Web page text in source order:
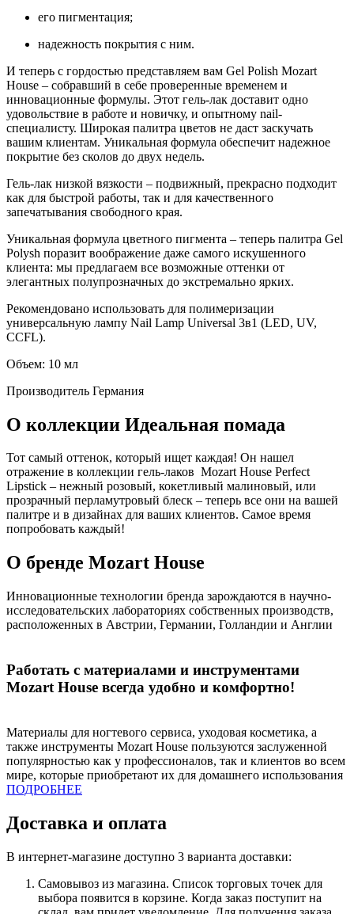
его пигментация;
надежность покрытия с ним.
И теперь с гордостью представляем вам Gel Polish Mozart
House – собравший в себе проверенные временем и
инновационные формулы. Этот гель-лак доставит одно
удовольствие в работе и новичку, и опытному nail-
специалисту. Широкая палитра цветов не даст заскучать
вашим клиентам. Уникальная формула обеспечит надежное
покрытие без сколов до двух недель.
Гель-лак низкой вязкости – подвижный, прекрасно подходит
как для быстрой работы, так и для качественного
запечатывания свободного края.
Уникальная формула цветного пигмента – теперь палитра Gel
Polysh поразит воображение даже самого искушенного
клиента: мы предлагаем все возможные оттенки от
элегантных полупрозначных до экстремально ярких.
Рекомендовано использовать для полимеризации
универсальную лампу Nail Lamp Universal 3в1 (LED, UV,
CCFL).
Объем: 10 мл
Производитель Германия
О коллекции Идеальная помада
Тот самый оттенок, который ищет каждая! Он нашел
отражение в коллекции гель-лаков Mozart House Perfect
Lipstick – нежный розовый, кокетливый малиновый, или
прозрачный перламутровый блеск – теперь все они на вашей
палитре и в дизайнах для ваших клиентов. Самое время
попробовать каждый!
О бренде Mozart House
Инновационные технологии бренда зарождаются в научно-
исследовательских лабораториях собственных производств,
расположенных в Австрии, Германии, Голландии и Англии
Работать с материалами и инструментами
Mozart House всегда удобно и комфортно!
Материалы для ногтевого сервиса, уходовая косметика, а
также инструменты Mozart House пользуются заслуженной
популярностью как у профессионалов, так и клиентов во всем
мире, которые приобретают их для домашнего использования
ПОДРОБНЕЕ
Доставка и оплата
В интернет-магазине доступно 3 варианта доставки:
Самовывоз из магазина. Список торговых точек для
выбора появится в корзине. Когда заказ поступит на